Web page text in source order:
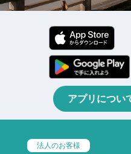
アプリについ
法人のお客様